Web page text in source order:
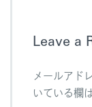
o
o
k
Leave a
メールアド
いている欄